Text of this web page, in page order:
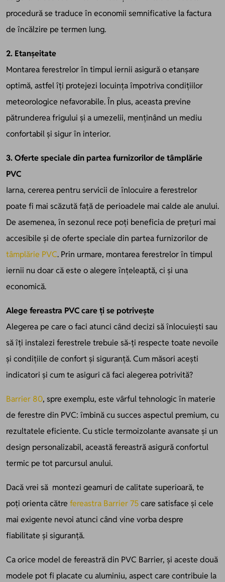
procedură se traduce în economii semnificative la factura
de încălzire pe termen lung.
2. Etanșeitate
Montarea ferestrelor în timpul iernii asigură o etanșare
optimă, astfel îți protejezi locuința împotriva condițiilor
meteorologice nefavorabile. În plus, aceasta previne
pătrunderea frigului și a umezelii, menținând un mediu
confortabil și sigur în interior.
3. Oferte speciale din partea furnizorilor de tâmplărie
PVC
Iarna, cererea pentru servicii de înlocuire a ferestrelor
poate fi mai scăzută față de perioadele mai calde ale anului.
De asemenea, în sezonul rece poți beneficia de prețuri mai
accesibile și de oferte speciale din partea furnizorilor de
tâmplărie PVC. Prin urmare, montarea ferestrelor în timpul
iernii nu doar că este o alegere înțeleaptă, ci și una
economică.
Alege fereastra PVC care ți se potrivește
Alegerea pe care o faci atunci când decizi să înlocuiești sau
să îți instalezi ferestrele trebuie să-ți respecte toate nevoile
și condițiile de confort și siguranță. Cum măsori acești
indicatori și cum te asiguri că faci alegerea potrivită?
Barrier 80, spre exemplu, este vârful tehnologic în materie
de ferestre din PVC: îmbină cu succes aspectul premium, cu
rezultatele eficiente. Cu sticle termoizolante avansate și un
design personalizabil, această fereastră asigură confortul
termic pe tot parcursul anului.
Dacă vrei să montezi geamuri de calitate superioară, te
poți orienta către fereastra Barrier 75care satisface și cele
mai exigente nevoi atunci când vine vorba despre
fiabilitate și siguranță.
Ca orice model de fereastră din PVC Barrier, și aceste două
modele pot fi placate cu aluminiu, aspect care contribuie la